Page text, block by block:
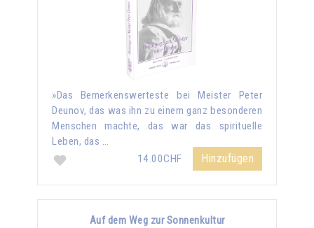
»Das Bemerkenswerteste bei Meister Peter
Deunov, das was ihn zu einem ganz besonderen
Menschen machte, das war das spirituelle
Leben, das …
14.00CHF
Hinzufügen
Auf dem Weg zur Sonnenkultur